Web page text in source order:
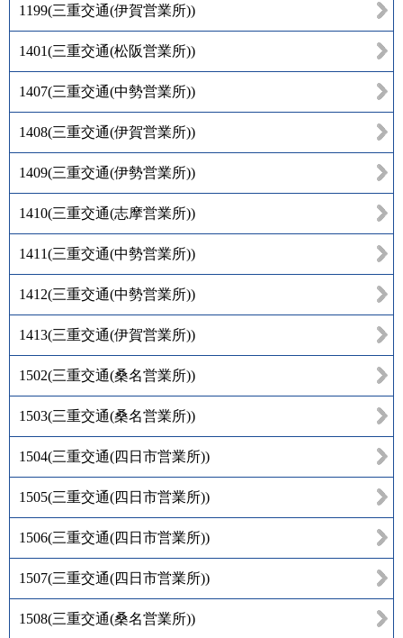
1199(三重交通(伊賀営業所))
1401(三重交通(松阪営業所))
1407(三重交通(中勢営業所))
1408(三重交通(伊賀営業所))
1409(三重交通(伊勢営業所))
1410(三重交通(志摩営業所))
1411(三重交通(中勢営業所))
1412(三重交通(中勢営業所))
1413(三重交通(伊賀営業所))
1502(三重交通(桑名営業所))
1503(三重交通(桑名営業所))
1504(三重交通(四日市営業所))
1505(三重交通(四日市営業所))
1506(三重交通(四日市営業所))
1507(三重交通(四日市営業所))
1508(三重交通(桑名営業所))